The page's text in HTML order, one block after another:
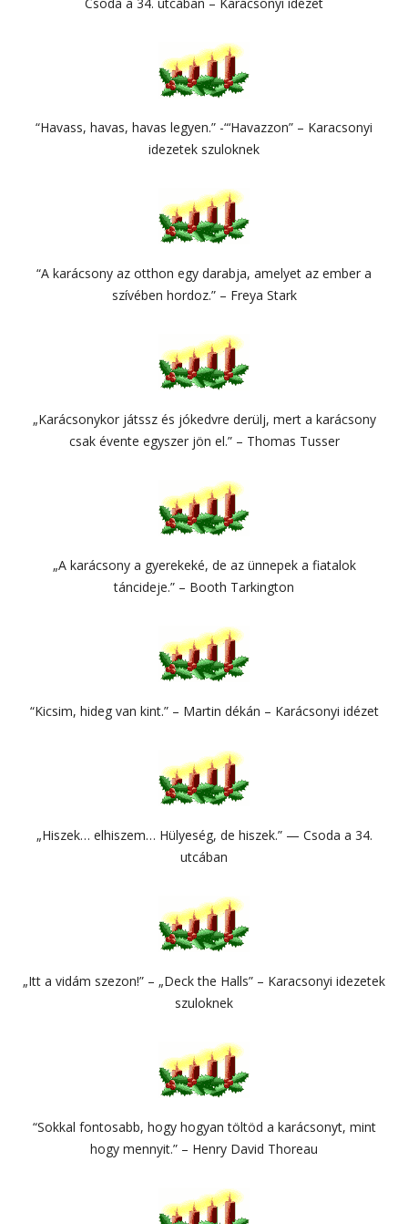
“Havass, havas, havas legyen.” -“‘Havazzon” – Karacsonyi
idezetek szuloknek
“A karácsony az otthon egy darabja, amelyet az ember a
szívében hordoz.” – Freya Stark
„Karácsonykor játssz és jókedvre derülj, mert a karácsony
csak évente egyszer jön el.” – Thomas Tusser
„A karácsony a gyerekeké, de az ünnepek a fiatalok
táncideje.” – Booth Tarkington
“Kicsim, hideg van kint.” – Martin dékán – Karácsonyi idézet
„Hiszek… elhiszem… Hülyeség, de hiszek.” — Csoda a 34.
utcában
„Itt a vidám szezon!” – „Deck the Halls” – Karacsonyi idezetek
szuloknek
“Sokkal fontosabb, hogy hogyan töltöd a karácsonyt, mint
hogy mennyit.” – Henry David Thoreau